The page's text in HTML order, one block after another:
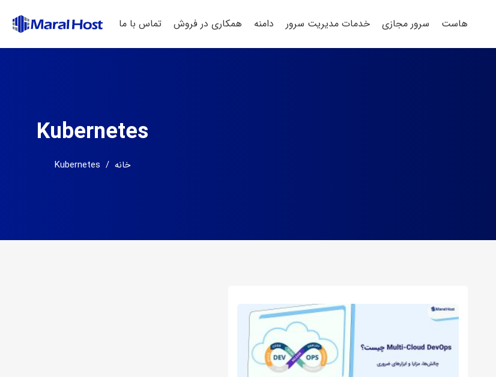
هاست سرور مجازی خدمات مدیریت سرور دامنه همکاری در فروش تماس با ما
Kubernetes
خانه /
Kubernetes